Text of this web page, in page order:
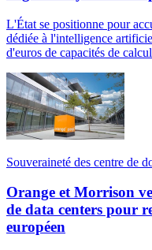
L'État se positionne pour
dédiée à l'intelligence
d'euros de capacités de
Souveraineté des centre de
Orange et Morrison
de data centers pour
européen